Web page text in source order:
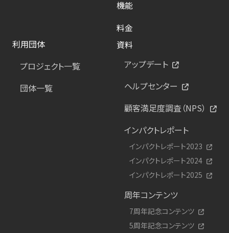
機能
料金
利用団体
プロジェクト一覧
団体一覧
資料
アップデート
ヘルプセンター
顧客満足度調査（NPS）
インパクトレポート
インパクトレポート2023
インパクトレポート2024
インパクトレポート2025
周年コンテンツ
7周年記念コンテンツ
5周年記念コンテンツ